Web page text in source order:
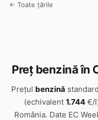
← Toate țările
Preț benzină în
Prețul benzină
(echivalent 1.744€/
România. Date EC